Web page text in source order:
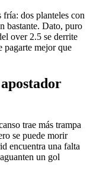
fría: dos planteles con
bastante. Dato, puro
over 2.5 se derrite
pagarte mejor que
trae más trampa
se puede morir
encuentra una falta
un gol